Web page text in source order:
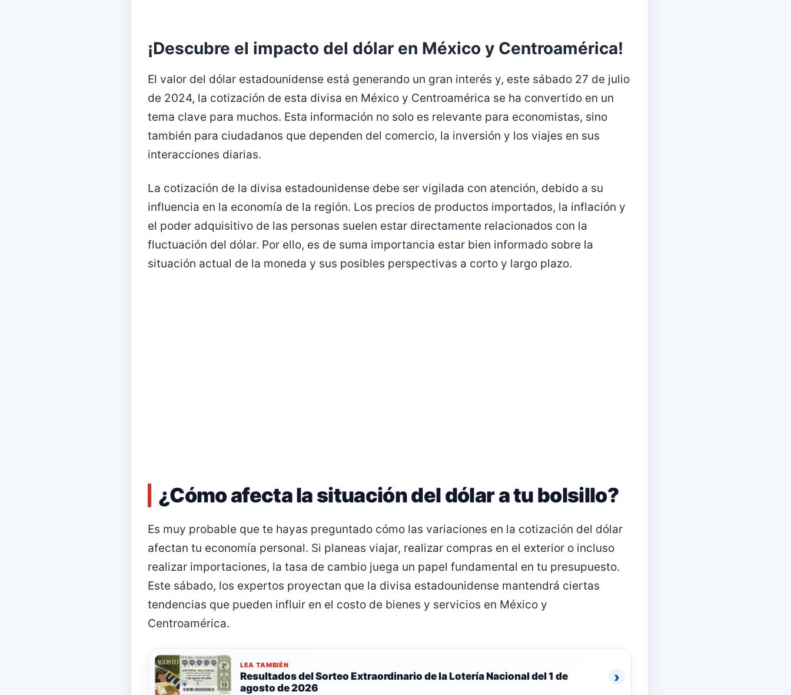
¡Descubre el impacto del dólar en México y Centroamérica!
El valor del dólar estadounidense está generando un gran interés y, este sábado 27 de julio
de 2024, la cotización de esta divisa en México y Centroamérica se ha convertido en un
tema clave para muchos. Esta información no solo es relevante para economistas, sino
también para ciudadanos que dependen del comercio, la inversión y los viajes en sus
interacciones diarias.
La cotización de la divisa estadounidense debe ser vigilada con atención, debido a su
influencia en la economía de la región. Los precios de productos importados, la inflación y
el poder adquisitivo de las personas suelen estar directamente relacionados con la
fluctuación del dólar. Por ello, es de suma importancia estar bien informado sobre la
situación actual de la moneda y sus posibles perspectivas a corto y largo plazo.
¿Cómo afecta la situación del dólar a tu bolsillo?
Es muy probable que te hayas preguntado cómo las variaciones en la cotización del dólar
afectan tu economía personal. Si planeas viajar, realizar compras en el exterior o incluso
realizar importaciones, la tasa de cambio juega un papel fundamental en tu presupuesto.
Este sábado, los expertos proyectan que la divisa estadounidense mantendrá ciertas
tendencias que pueden influir en el costo de bienes y servicios en México y
Centroamérica.
LEA TAMBIÉN
Resultados del Sorteo Extraordinario de la Lotería Nacional del 1 de
agosto de 2026
›